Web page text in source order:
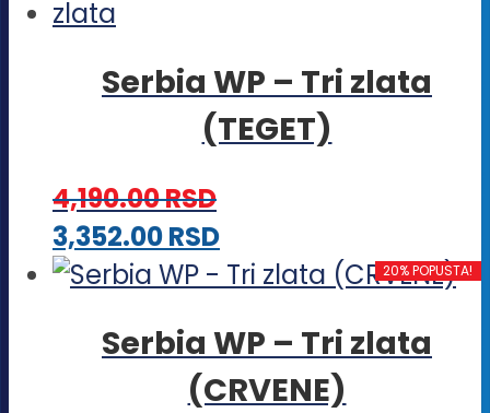
Serbia WP – Tri zlata
(TEGET)
4,190.00RSD
3,352.00RSDOvaj
proizvod
više
varijanti.
20% POPUSTA!
Serbia WP – Tri zlata
(CRVENE)